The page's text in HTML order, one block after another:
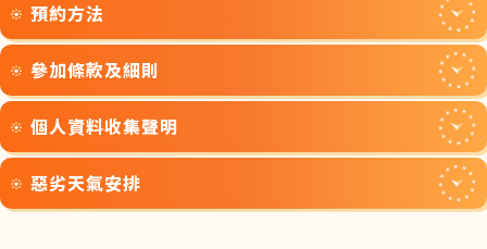
從露宿街頭到分配徙置大廈單位，以及與鄰里相處的過程
中，居民都面對不少困難和選擇。本計劃與中英劇團特別
以此作背景，攝製教學影片《美在荷花再開的時候》 並製
成教材提供老師使用。
此外，本計劃為進一步推廣此教材，推出「美荷樓學習體
驗營」，讓學生在這幢活化後的歷史
建築物裏，親身了解
當年市民的生活環境與掙扎，從而思考自身在現今及日後
時段
週一至週五（公眾假期除外）上午 10:00 至下午 5:00 期間
進行
2026年3至5月已滿額
內容
美荷樓生活館導賞團、《美在荷花再開的時候》戲劇體驗
活動
預約方法
1. 於計劃網站登記，將即時收到包含申請編號的申請處理
電郵。
2. 計劃職員將聯絡學校確認登記資料並發出發票，請學校
在發出發票後兩星期內，透過以下方式繳交活動費用：
A. 入帳至HSBC銀行戶口「848-418539-292」
再電郵
入數紙至learning@yha.org.hk。
參加條款及細則
1. 申請或報名參加活動即視為已細閱和同意以下所有條款
及細則。
2. 報名須以學校或社區組織作單位，為確保與學生有充分
的互動，每團建議參與學生為30人，入校活動每場上限最
個人資料收集聲明
根據個人資料（私隱）條例，以下所收集的資料只作香港
青年旅舍協會內部之用，並加以保密。
惡劣天氣安排